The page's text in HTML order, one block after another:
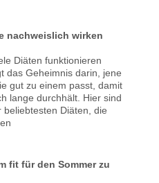
nachweislich wirken
Diäten funktionieren
das Geheimnis darin, jene
gut zu einem passt, damit
lange durchhält. Hier sind
beliebtesten Diäten, die
fit für den Sommer zu